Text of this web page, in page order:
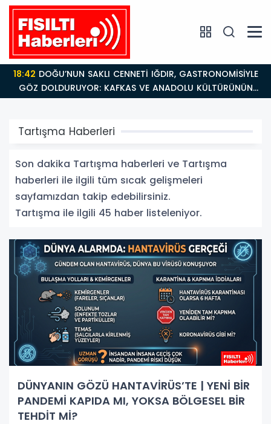
18:26Fısıltı Haberleri Iğdır Tanıtımları Devam Ediyor:
Türkiye’nin Doğu Kapısı Iğdır’ın Saklı Cennetleri
Keşfedilmeyi Bekliyor
Tartışma Haberleri
Son dakika Tartışma haberleri ve Tartışma
haberleri ile ilgili tüm sıcak gelişmeleri
sayfamızdan takip edebilirsiniz.
Tartışma ile ilgili 45 haber listeleniyor.
DÜNYANIN GÖZÜ HANTAVİRÜS’TE | YENİ BİR
PANDEMİ KAPIDA MI, YOKSA BÖLGESEL BİR
TEHDİT Mİ?